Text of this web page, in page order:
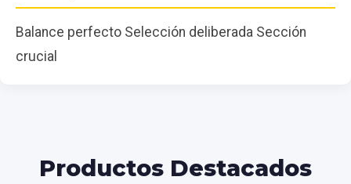
Balance perfecto Selección deliberada Sección
crucial
Productos Destacados